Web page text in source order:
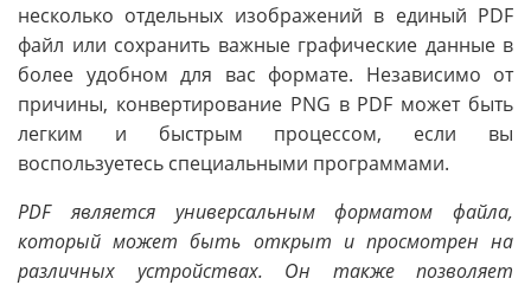
несколько отдельных изображений в единый PDF
файл или сохранить важные графические данные в
более удобном для вас формате. Независимо от
причины, конвертирование PNG в PDF может быть
легким и быстрым процессом, если вы
воспользуетесь специальными программами.
PDF является универсальным форматом файла,
который может быть открыт и просмотрен на
различных устройствах. Он также позволяет